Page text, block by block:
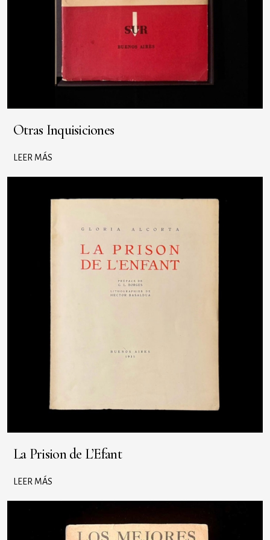
Otras Inquisiciones
LEER MÁS
La Prision de L’Efant
LEER MÁS